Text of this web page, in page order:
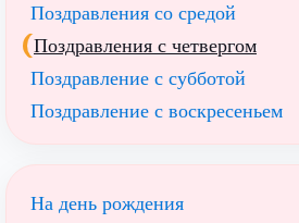
Поздравления со средой
Поздравления с четвергом
Поздравление с субботой
Поздравление с воскресеньем
На день рождения